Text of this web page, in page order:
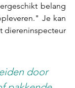
belang
Je kan
diereninspecteur
door